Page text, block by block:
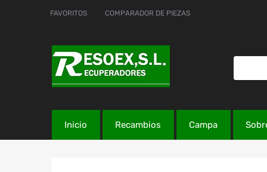
FAVORITOS COMPARADOR DE PIEZAS
Inicio Recambios Campa